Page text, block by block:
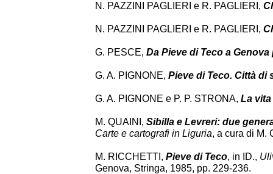
N. PAZZINI PAGLIERI e R. PAGLIERI,
N. PAZZINI PAGLIERI e R. PAGLIERI,
G. PESCE, Da Pieve di Teco a
G. A. PIGNONE, Pieve di Teco. Città di
G. A. PIGNONE e P. P. STRONA, La
M. QUAINI, Sibilla e Levreri: due
Carte e cartografi in Liguria, a cura di M.
M. RICCHETTI, Pieve di Teco, in ID.,
Genova, Stringa, 1985, pp. 229-236.